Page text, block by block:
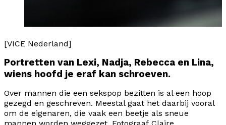
[VICE Nederland]
Portretten van Lexi, Nadja, Rebecca en Lina,
wiens hoofd je eraf kan schroeven.
Over mannen die een sekspop bezitten is al een hoop
gezegd en geschreven. Meestal gaat het daarbij vooral
om de eigenaren, die vaak een beetje als sneue